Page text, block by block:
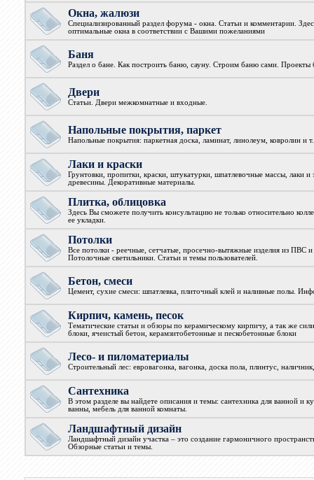
Окна, жалюзи
Специализированный раздел форума - окна. Статьи и комментарии.
оптимальные окна в соответствии с Вашими пожеланиями
Баня
Раздел о бане. Как построить баню, сауну. Строим баню сами. Проекты
Двери
Статьи. Двери межкомнатные и входные.
Напольные покрытия, паркет
Напольные покрытия: паркетная доска, ламинат, линолеум, ковролин и
Лаки и краски
Грунтовки, пропитки, краски, штукатурки, шпатлевочные массы, лаки и
древесины. Декоративные материалы.
Плитка, облицовка
Здесь Вы сможете получить консультацию не только относительно
ее укладки.
Потолки
Все потолки - реечные, сетчатые, просечно-вытяжные изделия из ПВС
Потолочные светильники. Статьи и темы пользователей.
Бетон, смеси
Цемент, сухие смеси: шпатлевка, плиточный клей и наливные полы.
Кирпич, камень, песок
Тематические статьи и обзоры по керамическому кирпичу, а так же
блоки, ячеистый бетон, керамзитобетонные и пескобетонные блоки
Лесо- и пиломатериалы
Строительный лес: евровагонка, вагонка, доска пола, плинтус,
Сантехника
В этом разделе вы найдете описания и темы: сантехника для ванной и
ванны, мебель для ванной комнаты.
Ландшафтный дизайн
Ландшафтный дизайн участка – это создание гармоничного
Обзорные статьи и темы.